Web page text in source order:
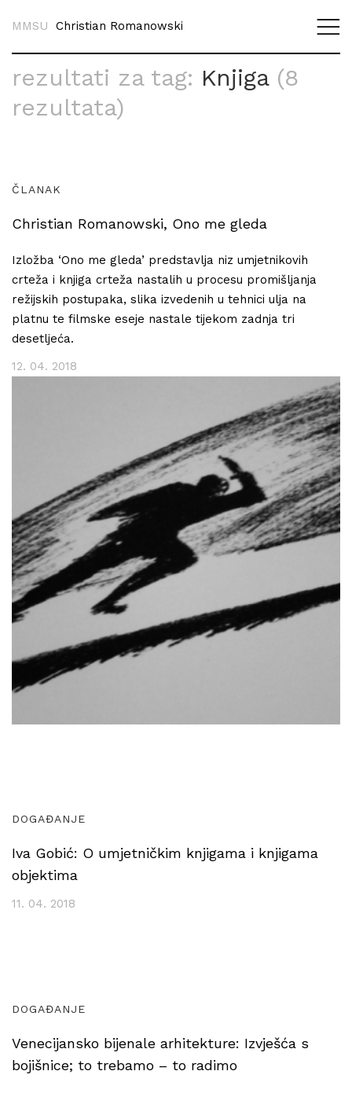
MMSU Christian Romanowski
rezultati za tag: Knjiga (8
rezultata)
ČLANAK
Christian Romanowski, Ono me gleda
Izložba ‘Ono me gleda’ predstavlja niz umjetnikovih
crteža i knjiga crteža nastalih u procesu promišljanja
režijskih postupaka, slika izvedenih u tehnici ulja na
platnu te filmske eseje nastale tijekom zadnja tri
desetljeća.
12. 04. 2018
DOGAĐANJE
Iva Gobić: O umjetničkim knjigama i knjigama
objektima
11. 04. 2018
DOGAĐANJE
Venecijansko bijenale arhitekture: Izvješća s
bojišnice; to trebamo – to radimo